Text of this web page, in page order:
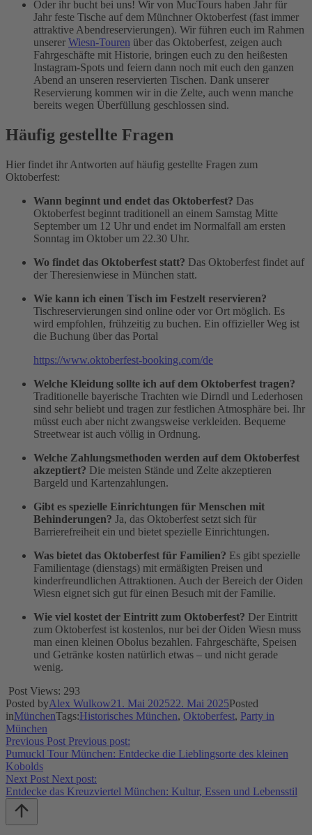
Oder ihr bucht bei uns! Wir von MucTours haben Jahr für
Jahr feste Tische auf dem Münchner Oktoberfest (fast immer
attraktive Abendreservierungen). Wir führen euch im Rahmen
unserer Wiesn-Touren über das Oktoberfest, zeigen auch
Fahrgeschäfte mit Historie, bringen euch zu den heißesten
Instagram-Spots und feiern dann noch mit euch den ganzen
Abend an unseren reservierten Tischen. Dank unserer
Reservierung kommen wir in die Zelte, auch wenn manche
bereits wegen Überfüllung geschlossen sind.
Häufig gestellte Fragen
Hier findet ihr Antworten auf häufig gestellte Fragen zum
Oktoberfest:
Wann beginnt und endet das Oktoberfest? Das
Oktoberfest beginnt traditionell an einem Samstag Mitte
September um 12 Uhr und endet im Normalfall am ersten
Sonntag im Oktober um 22.30 Uhr.
Wo findet das Oktoberfest statt? Das Oktoberfest findet auf
der Theresienwiese in München statt.
Wie kann ich einen Tisch im Festzelt reservieren?
Tischreservierungen sind online oder vor Ort möglich. Es
wird empfohlen, frühzeitig zu buchen. Ein offizieller Weg ist
die Buchung über das Portal
https://www.oktoberfest-booking.com/de
Welche Kleidung sollte ich auf dem Oktoberfest tragen?
Traditionelle bayerische Trachten wie Dirndl und Lederhosen
sind sehr beliebt und tragen zur festlichen Atmosphäre bei. Ihr
müsst euch aber nicht zwangsweise verkleiden. Bequeme
Streetwear ist auch völlig in Ordnung.
Welche Zahlungsmethoden werden auf dem Oktoberfest
akzeptiert? Die meisten Stände und Zelte akzeptieren
Bargeld und Kartenzahlungen.
Gibt es spezielle Einrichtungen für Menschen mit
Behinderungen? Ja, das Oktoberfest setzt sich für
Barrierefreiheit ein und bietet spezielle Einrichtungen.
Was bietet das Oktoberfest für Familien? Es gibt spezielle
Familientage (dienstags) mit ermäßigten Preisen und
kinderfreundlichen Attraktionen. Auch der Bereich der Oiden
Wiesn eignet sich gut für einen Besuch mit der Familie.
Wie viel kostet der Eintritt zum Oktoberfest? Der Eintritt
zum Oktoberfest ist kostenlos, nur bei der Oiden Wiesn muss
man einen kleinen Obolus bezahlen. Fahrgeschäfte, Speisen
und Getränke kosten natürlich etwas – und nicht gerade
wenig.
Post Views: 293
Posted byAlex Wulkow21. Mai 202522. Mai 2025Posted
inMünchenTags:Historisches München, Oktoberfest, Party in
München
Beitragsnavigation
Previous Post Previous post:
Pumuckl Tour München: Entdecke die Lieblingsorte des kleinen
Kobolds
Next Post Next post:
Entdecke das Kreuzviertel München: Kultur, Essen und Lebensstil